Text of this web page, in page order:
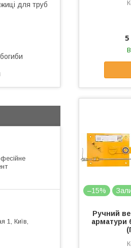
–15%
Ручний
арматури
для труб
1, Київ,